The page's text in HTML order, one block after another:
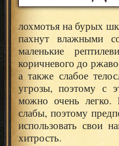
лохмотья на бурых
пахнут влажными
маленькие
коричневого до
а также слабое
угрозы, поэтому с
можно очень
слабы, поэтому
использовать свои
хитрость.